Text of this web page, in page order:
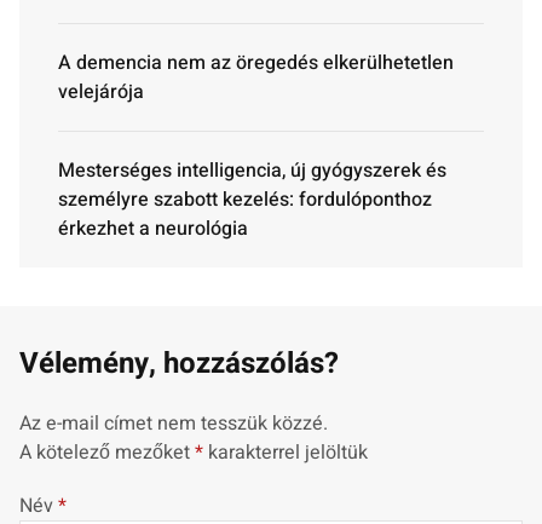
A demencia nem az öregedés elkerülhetetlen
velejárója
Mesterséges intelligencia, új gyógyszerek és
személyre szabott kezelés: fordulóponthoz
érkezhet a neurológia
Vélemény, hozzászólás?
Az e-mail címet nem tesszük közzé.
A kötelező mezőket* karakterrel jelöltük
Név*